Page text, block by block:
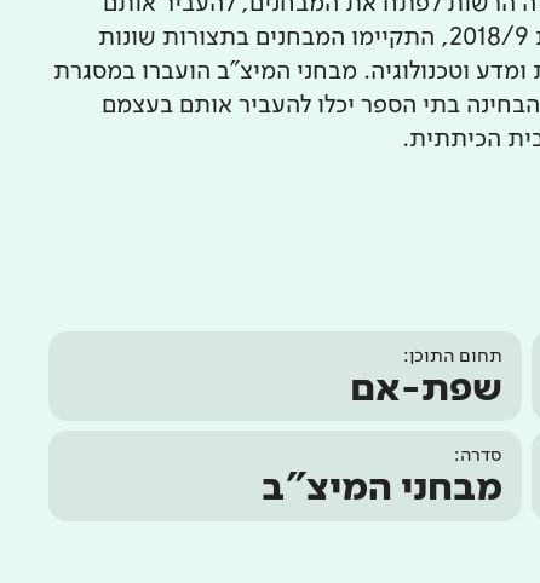
עם הקמת ראמ"ה ב-2005, החלה הרשות לפתח את המבחנים, להעביר אותם
בהיקף רחב, לבדוק אותם ולנתח אותם. עד לשנת 2018/9, התקיימו המבחנים בתצורות שונות
וטכנולוגיה. מבחני המיצ"ב הועברו במסגרת
בתי הספר יכלו להעביר אותם בעצמם
הכיתתית.
תחום התוכן:
שפת-אם
סדרה:
מבחני המיצ"ב